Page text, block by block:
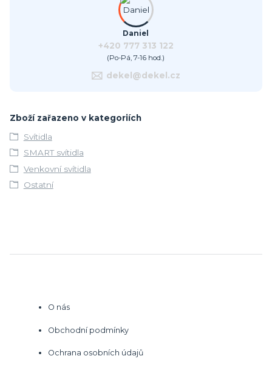
Daniel
+420 777 313 122
(Po-Pá, 7-16 hod.)
dekel@dekel.cz
Zboží zařazeno v kategoriích
Svítidla
SMART svítidla
Venkovní svítidla
Ostatní
O nás
Obchodní podmínky
Ochrana osobních údajů